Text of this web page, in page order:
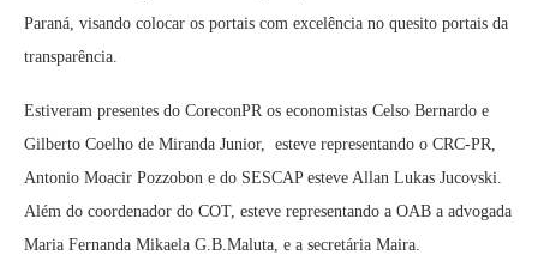
Paraná, visando colocar os portais com excelência no quesito portais da
transparência.
Estiveram presentes do CoreconPR os economistas Celso Bernardo e
Gilberto Coelho de Miranda Junior, esteve representando o CRC-PR,
Antonio Moacir Pozzobon e do SESCAP esteve Allan Lukas Jucovski.
Além do coordenador do COT, esteve representando a OAB a advogada
Maria Fernanda Mikaela G.B.Maluta, e a secretária Maira.